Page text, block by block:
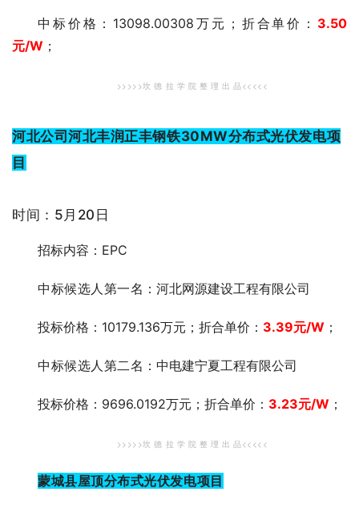
中标价格：13098.00308万元；折合单价： 3.50
元/W ；
>>>>>坎 德 拉 学 院 整 理 出 品<<<<<
河北公司河北丰润正丰钢铁30MW分布式光伏发电项
目
时间：5月20日
招标内容：EPC
中标候选人第一名：河北网源建设工程有限公司
投标价格：10179.136万元；折合单价： 3.39元/W ；
中标候选人第二名：中电建宁夏工程有限公司
投标价格：9696.0192万元；折合单价： 3.23元/W ；
>>>>>坎 德 拉 学 院 整 理 出 品<<<<<
蒙城县屋顶分布式光伏发电项目